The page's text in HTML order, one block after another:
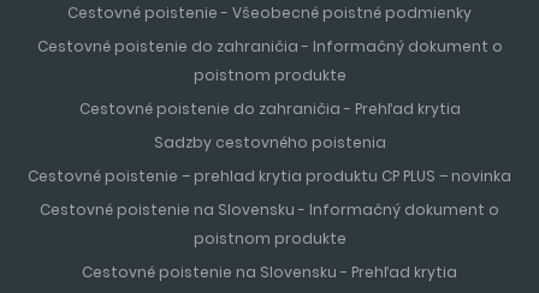
Cestovné poistenie - Všeobecné poistné podmienky
Cestovné poistenie do zahraničia - Informačný dokument o
poistnom produkte
Cestovné poistenie do zahraničia - Prehľad krytia
Sadzby cestovného poistenia
Cestovné poistenie – prehlad krytia produktu CP PLUS – novinka
Cestovné poistenie na Slovensku - Informačný dokument o
poistnom produkte
Cestovné poistenie na Slovensku - Prehľad krytia